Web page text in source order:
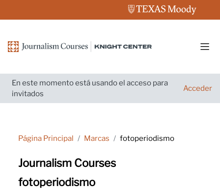
En este momento está usando el acceso para
invitados
Acceder
Página Principal Marcas fotoperiodismo
Journalism Courses
fotoperiodismo